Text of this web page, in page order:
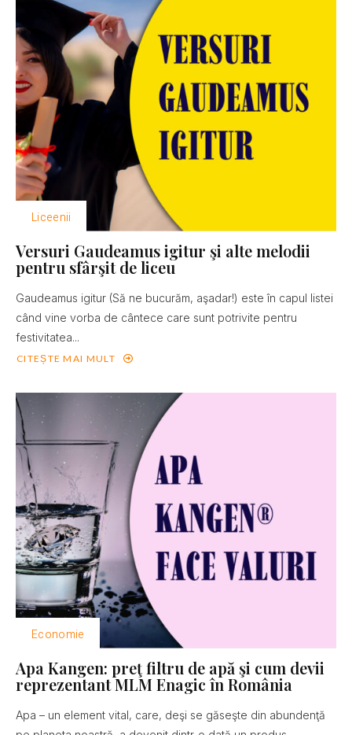
Liceenii
Versuri Gaudeamus igitur şi alte melodii
pentru sfârşit de liceu
Gaudeamus igitur (Să ne bucurăm, aşadar!) este în capul listei
când vine vorba de cântece care sunt potrivite pentru
festivitatea...
CITEȘTE MAI MULT
Economie
Apa Kangen: preţ filtru de apă şi cum devii
reprezentant MLM Enagic în România
Apa – un element vital, care, deşi se găseşte din abundenţă